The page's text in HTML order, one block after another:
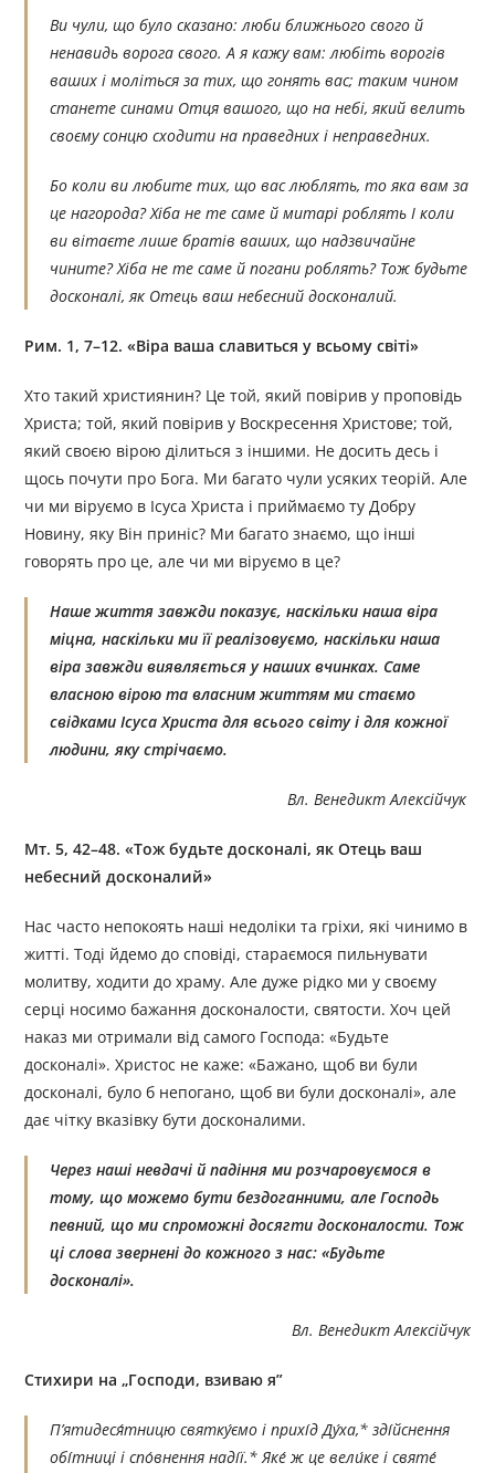
Ви чули, що було сказано: люби ближнього свого й
ненавидь ворога свого. А я кажу вам: любіть ворогів
ваших і моліться за тих, що гонять вас; таким чином
станете синами Отця вашого, що на небі, який велить
своєму сонцю сходити на праведних і неправедних.
Бо коли ви любите тих, що вас люблять, то яка вам за
це нагорода? Хіба не те саме й митарі роблять І коли
ви вітаєте лише братів ваших, що надзвичайне
чините? Хіба не те саме й погани роблять? Тож будьте
досконалі, як Отець ваш небесний досконалий.
Рим. 1, 7–12. «Віра ваша славиться у всьому світі»
Хто такий християнин? Це той, який повірив у проповідь
Христа; той, який повірив у Воскресення Христове; той,
який своєю вірою ділиться з іншими. Не досить десь і
щось почути про Бога. Ми багато чули усяких теорій. Але
чи ми віруємо в Ісуса Христа і приймаємо ту Добру
Новину, яку Він приніс? Ми багато знаємо, що інші
говорять про це, але чи ми віруємо в це?
Наше життя завжди показує, наскільки наша віра
міцна, наскільки ми її реалізовуємо, наскільки наша
віра завжди виявляється у наших вчинках. Саме
власною вірою та власним життям ми стаємо
свідками Ісуса Христа для всього світу і для кожної
людини, яку стрічаємо.
Вл. Венедикт Алексійчук
Мт. 5, 42–48. «Тож будьте досконалі, як Отець ваш
небесний досконалий»
Нас часто непокоять наші недоліки та гріхи, які чинимо в
житті. Тоді йдемо до сповіді, стараємося пильнувати
молитву, ходити до храму. Але дуже рідко ми у своєму
серці носимо бажання досконалости, святости. Хоч цей
наказ ми отримали від самого Господа: «Будьте
досконалі». Христос не каже: «Бажано, щоб ви були
досконалі, було б непогано, щоб ви були досконалі», але
дає чітку вказівку бути досконалими.
Через наші невдачі й падіння ми розчаровуємося в
тому, що можемо бути бездоганними, але Господь
певний, що ми спроможні досягти досконалости. Тож
ці слова звернені до кожного з нас: «Будьте
досконалі».
Вл. Венедикт Алексійчук
Стихири на „Господи, взиваю я”
П’ятидеся́тницю святку́ємо і прихі́д Ду́ха,* зді́йснення
обі́тниці і спо́внення наді́ї.* Яке́ ж це вели́ке і святе́